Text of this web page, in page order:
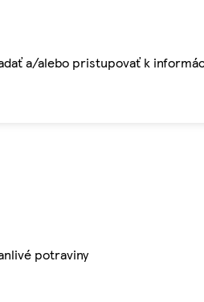
a/alebo pristupovať k
potraviny